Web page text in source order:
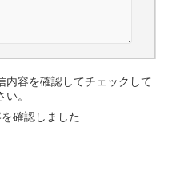
容を確認してチェックして
。
確認しました